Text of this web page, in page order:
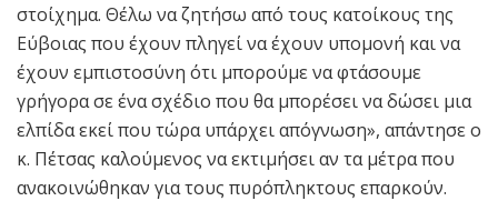
στοίχημα. Θέλω να ζητήσω από τους κατοίκους της
Εύβοιας που έχουν πληγεί να έχουν υπομονή και να
έχουν εμπιστοσύνη ότι μπορούμε να φτάσουμε
γρήγορα σε ένα σχέδιο που θα μπορέσει να δώσει μια
ελπίδα εκεί που τώρα υπάρχει απόγνωση», απάντησε ο
κ. Πέτσας καλούμενος να εκτιμήσει αν τα μέτρα που
ανακοινώθηκαν για τους πυρόπληκτους επαρκούν.